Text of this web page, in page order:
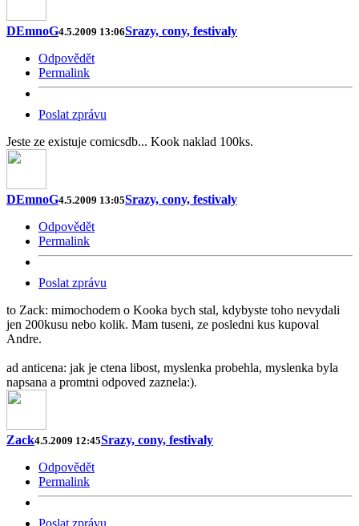
DEmnoG4.5.2009 13:06Srazy, cony, festivaly
Odpovědět
Permalink
Poslat zprávu
Jeste ze existuje comicsdb... Kook naklad 100ks.
DEmnoG4.5.2009 13:05Srazy, cony, festivaly
Odpovědět
Permalink
Poslat zprávu
to Zack: mimochodem o Kooka bych stal, kdybyste toho nevydali
jen 200kusu nebo kolik. Mam tuseni, ze posledni kus kupoval
Andre.
ad anticena: jak je ctena libost, myslenka probehla, myslenka byla
napsana a promtni odpoved zaznela:).
Zack4.5.2009 12:45Srazy, cony, festivaly
Odpovědět
Permalink
Poslat zprávu